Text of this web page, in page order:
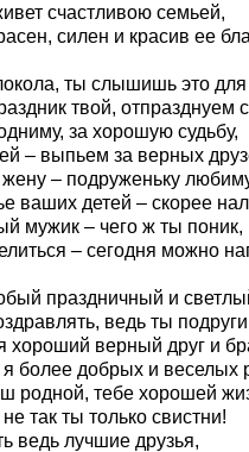
счастливою семьей,
силен и красив ее
ты слышишь это для
твой, отпразднуем
за хорошую судьбу,
– выпьем за верных
– подруженьку
ваших детей – скорее
мужик – чего ж ты поник,
– сегодня можно
праздничный и
ведь ты
хороший верный друг и
более добрых и веселых
родной, тебе хорошей
так ты только свистни!
ведь лучшие друзья,